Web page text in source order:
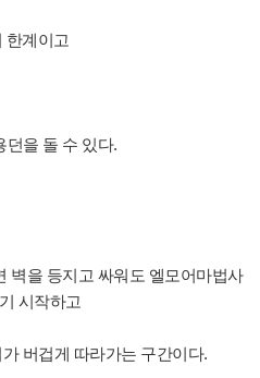
한계이고
던을 돌 수 있다.
벽을 등지고 싸워도 엘모어마법사
시작하고
버겁게 따라가는 구간이다.